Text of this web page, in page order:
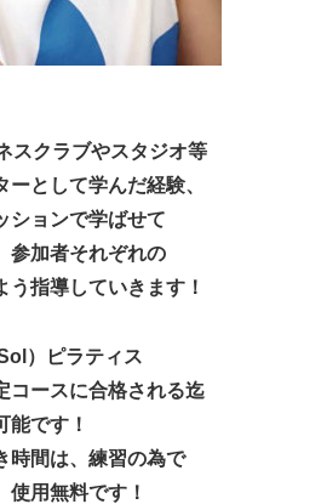
スクラブやスタジオ等
として学んだ経験、
ションで学ばせて
参加者それぞれの
う指導していきます！
）ピラティス
コースに合格される迄
能です！
時間は、練習の為で
使用無料です！